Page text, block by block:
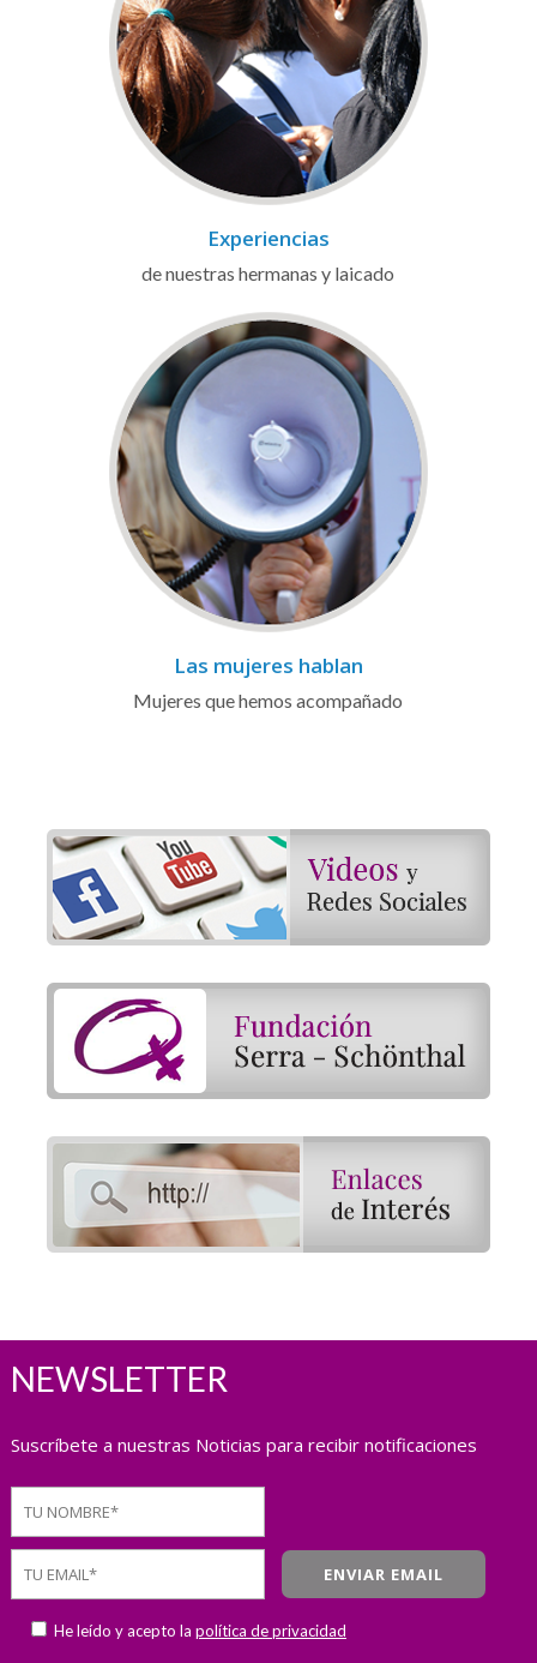
Experiencias
de nuestras hermanas y laicado
Las mujeres hablan
Mujeres que hemos acompañado
NEWSLETTER
Suscríbete a nuestras Noticias para recibir notificaciones
He leído y acepto la política de privacidad